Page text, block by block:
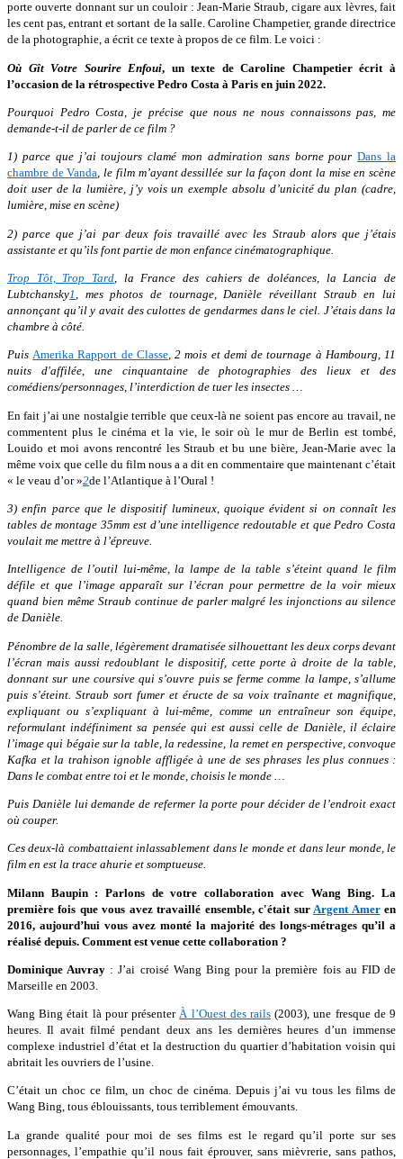
porte ouverte donnant sur un couloir : Jean-Marie Straub, cigare aux lèvres, fait
les cent pas, entrant et sortant de la salle. Caroline Champetier, grande directrice
de la photographie, a écrit ce texte à propos de ce film. Le voici :
Où Gît Votre Sourire Enfoui, un texte de Caroline Champetier écrit à
l’occasion de la rétrospective Pedro Costa à Paris en juin 2022.
Pourquoi Pedro Costa, je précise que nous ne nous connaissons pas, me
demande-t-il de parler de ce film ?
1) parce que j’ai toujours clamé mon admiration sans borne pourDans la
chambre de Vanda, le film m’ayant dessillée sur la façon dont la mise en scène
doit user de la lumière, j’y vois un exemple absolu d’unicité du plan (cadre,
lumière, mise en scène)
2) parce que j’ai par deux fois travaillé avec les Straub alors que j’étais
assistante et qu’ils font partie de mon enfance cinématographique.
Trop Tôt, Trop Tard , la France des cahiers de doléances, la Lancia de
Lubtchansky1
, mes photos de tournage, Danièle réveillant Straub en lui
annonçant qu’il y avait des culottes de gendarmes dans le ciel. J’étais dans la
chambre à côté.
PuisAmerika Rapport de Classe, 2 mois et demi de tournage à Hambourg, 11
nuits d'affilée, une cinquantaine de photographies des lieux et des
comédiens/personnages, l’interdiction de tuer les insectes …
En fait j’ai une nostalgie terrible que ceux-là ne soient pas encore au travail, ne
commentent plus le cinéma et la vie, le soir où le mur de Berlin est tombé,
Louido et moi avons rencontré les Straub et bu une bière, Jean-Marie avec la
même voix que celle du film nous a a dit en commentaire que maintenant c’était
« le veau d’or »2de l’Atlantique à l’Oural !
3) enfin parce que le dispositif lumineux, quoique évident si on connaît les
tables de montage 35mm est d’une intelligence redoutable et que Pedro Costa
voulait me mettre à l’épreuve.
Intelligence de l’outil lui-même, la lampe de la table s’éteint quand le film
défile et que l’image apparaît sur l’écran pour permettre de la voir mieux
quand bien même Straub continue de parler malgré les injonctions au silence
de Danièle.
Pénombre de la salle, légèrement dramatisée silhouettant les deux corps devant
l’écran mais aussi redoublant le dispositif, cette porte à droite de la table,
donnant sur une coursive qui s’ouvre puis se ferme comme la lampe, s’allume
puis s’éteint. Straub sort fumer et éructe de sa voix traînante et magnifique,
expliquant ou s’expliquant à lui-même, comme un entraîneur son équipe,
reformulant indéfiniment sa pensée qui est aussi celle de Danièle, il éclaire
l’image qui bégaie sur la table, la redessine, la remet en perspective, convoque
Kafka et la trahison ignoble affligée à une de ses phrases les plus connues :
Dans le combat entre toi et le monde, choisis le monde …
Puis Danièle lui demande de refermer la porte pour décider de l’endroit exact
où couper.
Ces deux-là combattaient inlassablement dans le monde et dans leur monde, le
film en est la trace ahurie et somptueuse.
Milann Baupin : Parlons de votre collaboration avec Wang Bing. La
première fois que vous avez travaillé ensemble, c'était sur Argent Ameren
2016, aujourd’hui vous avez monté la majorité des longs-métrages qu’il a
réalisé depuis. Comment est venue cette collaboration ?
Dominique Auvray : J’ai croisé Wang Bing pour la première fois au FID de
Marseille en 2003.
Wang Bing était là pour présenterÀ l’Ouest des rails(2003), une fresque de 9
heures. Il avait filmé pendant deux ans les dernières heures d’un immense
complexe industriel d’état et la destruction du quartier d’habitation voisin qui
abritait les ouvriers de l’usine.
C’était un choc ce film, un choc de cinéma. Depuis j’ai vu tous les films de
Wang Bing, tous éblouissants, tous terriblement émouvants.
La grande qualité pour moi de ses films est le regard qu’il porte sur ses
personnages, l’empathie qu’il nous fait éprouver, sans mièvrerie, sans pathos,